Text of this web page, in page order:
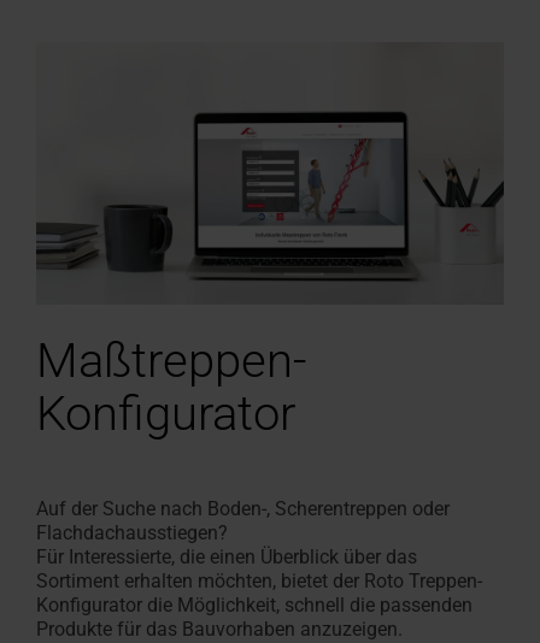
Maßtreppen-
Konfigurator
Auf der Suche nach Boden-, Scherentreppen oder
Flachdachausstiegen?
Für Interessierte, die einen Überblick über das
Sortiment erhalten möchten, bietet der Roto Treppen-
Konfigurator die Möglichkeit, schnell die passenden
Produkte für das Bauvorhaben anzuzeigen.